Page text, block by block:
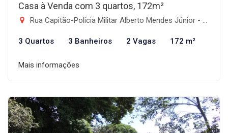
Casa à Venda com 3 quartos, 172m²
Rua Capitão-Polícia Militar Alberto Mendes Júnior - Jardim de Alah, Taubaté-SP
3 Quartos 3 Banheiros 2 Vagas 172 m²
Mais informações